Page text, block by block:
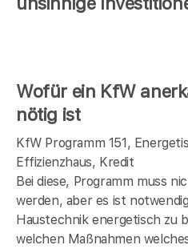
Wofür ein KfW
nötig ist
KfW Programm 151,
Effizienzhaus, Kredit
Bei diese, Programm muss
werden, aber es ist
Haustechnik energetisch zu
welchen Maßnahmen